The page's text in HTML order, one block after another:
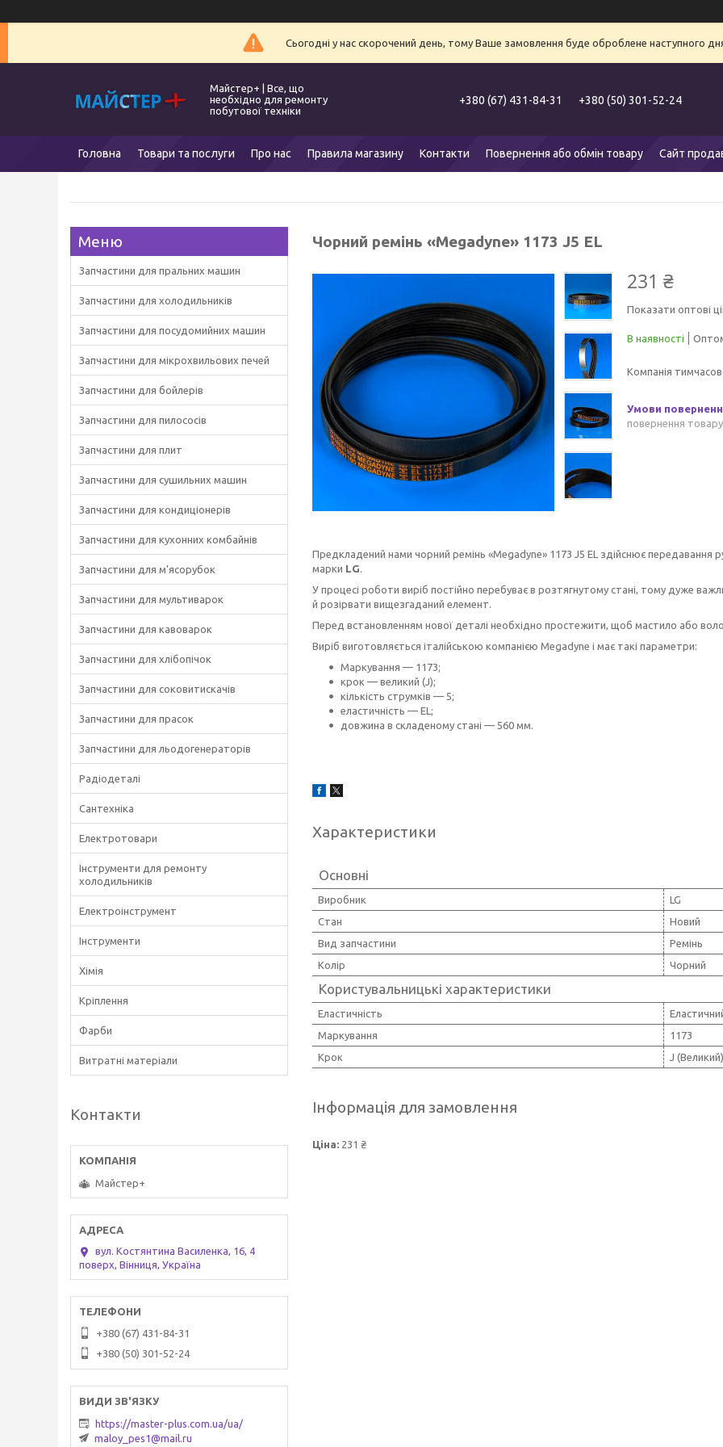
Сьогодні у нас скорочений день, тому Ваше замовлення буде оброблене наступного
Майстер+ | Все, що
необхідно для ремонту
побутової техніки
+380 (67) 431-84-31 +380 (50) 301-52-24
Головна Товари та послуги Про нас Правила магазину Контакти Повернення або обмін товару Сайт
Чорний ремінь «Megadyne» 1173 J5 EL
231 ₴
Показати оптові
В наявності
Компанія
повернення
Предкладений нами чорний ремінь «Megadyne» 1173 J5 EL здійснює передавання
марки LG.
У процесі роботи виріб постійно перебуває в розтягнутому стані, тому дуже
й розірвати вищезгаданий елемент.
Перед встановленням нової деталі необхідно простежити, щоб мастило або
Виріб виготовляється італійською компанією Megadyne і має такі параметри:
Маркування — 1173;
крок — великий (J);
кількість струмків — 5;
еластичність — EL;
довжина в складеному стані — 560 мм.
Характеристики
Основні
Виробник
LG
Стан
Новий
Вид запчастини
Ремінь
Колір
Чорний
Користувальницькі характеристики
Еластичність
Маркування
1173
Крок
J (Великий)
Інформація для замовлення
Ціна: 231 ₴
Запчастини для пральних машин
Запчастини для холодильників
Запчастини для посудомийних машин
Запчастини для мікрохвильових печей
Запчастини для бойлерів
Запчастини для пилососів
Запчастини для плит
Запчастини для сушильних машин
Запчастини для кондиціонерів
Запчастини для кухонних комбайнів
Запчастини для м'ясорубок
Запчастини для мультиварок
Запчастини для кавоварок
Запчастини для хлібопічок
Запчастини для соковитискачів
Запчастини для прасок
Запчастини для льодогенераторів
Радіодеталі
Сантехніка
Електротовари
Інструменти для ремонту
холодильників
Електроінструмент
Інструменти
Хімія
Кріплення
Фарби
Витратні матеріали
Контакти
Майстер+
вул. Костянтина Василенка, 16, 4
поверх, Вінниця, Україна
+380 (67) 431-84-31
+380 (50) 301-52-24
https://master-plus.com.ua/ua/
maloy_pes1@mail.ru